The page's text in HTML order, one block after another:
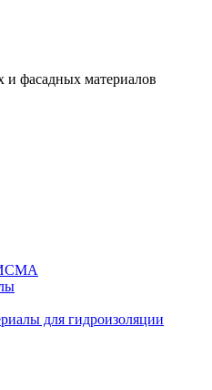
и фасадных материалов
для гидроизоляции